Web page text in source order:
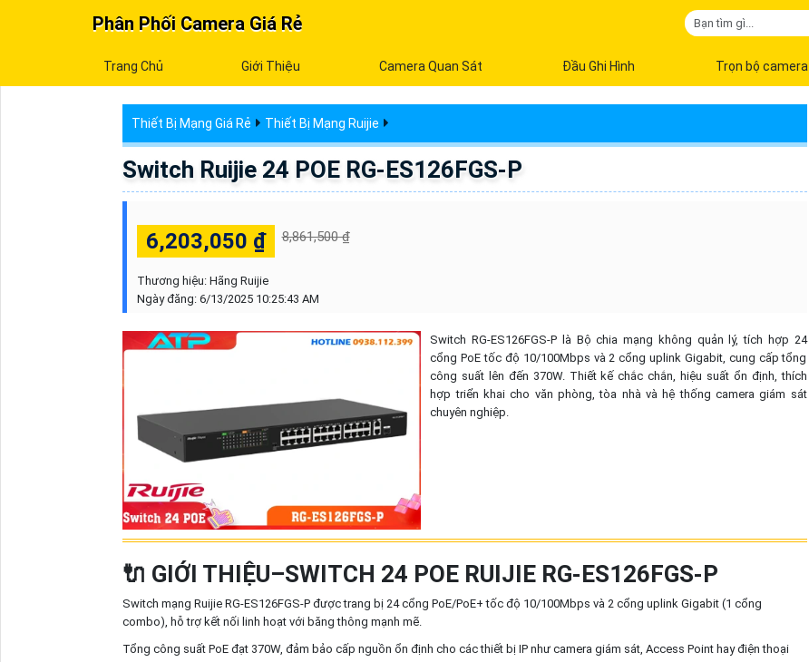
Phân Phối Camera Giá Rẻ
Trang Chủ Giới Thiệu Camera Quan Sát Đầu Ghi Hình Trọn bộ camera
Thiết Bị Mạng Giá Rẻ Thiết Bị Mạng Ruijie
Switch Ruijie 24 POE RG-ES126FGS-P
6,203,050 ₫ 8,861,500 ₫
Thương hiệu: Hãng Ruijie
Ngày đăng: 6/13/2025 10:25:43 AM
Switch RG-ES126FGS-P là Bộ chia mạng không quản lý, tích hợp 24
cổng PoE tốc độ 10/100Mbps và 2 cổng uplink Gigabit, cung cấp tổng
công suất lên đến 370W. Thiết kế chắc chắn, hiệu suất ổn định, thích
hợp triển khai cho văn phòng, tòa nhà và hệ thống camera giám sát
chuyên nghiệp.
🔌 GIỚI THIỆU–SWITCH 24 POE RUIJIE RG-ES126FGS-P
Switch mạng Ruijie RG-ES126FGS-P được trang bị 24 cổng PoE/PoE+ tốc độ 10/100Mbps và 2 cổng uplink Gigabit (1 cổng
combo), hỗ trợ kết nối linh hoạt với băng thông mạnh mẽ.
Tổng công suất PoE đạt 370W, đảm bảo cấp nguồn ổn định cho các thiết bị IP như camera giám sát, Access Point hay điện thoại